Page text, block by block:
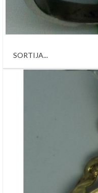
SORTIJA...